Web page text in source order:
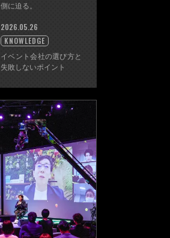
側に迫る。
イベント会社の選び方と
失敗しないポイント
2026.05.26
KNOWLEDGE